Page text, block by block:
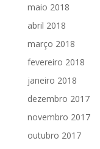
maio 2018
abril 2018
março 2018
fevereiro 2018
janeiro 2018
dezembro 2017
novembro 2017
outubro 2017